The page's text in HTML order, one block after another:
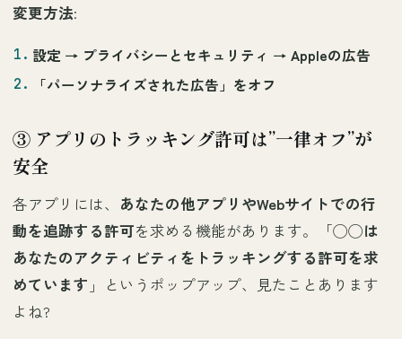
変更方法:
設定 → プライバシーとセキュリティ →Appleの広告
「パーソナライズされた広告 」をオフ
③ アプリのトラッキング許可は”一律オフ”が
安全
各アプリには、 あなたの他アプリやWebサイトでの行
動を追跡する許可を求める機能があります。「◯◯は
あなたのアクティビティをトラッキングする許可を求
めています 」というポップアップ、見たことあります
よね?